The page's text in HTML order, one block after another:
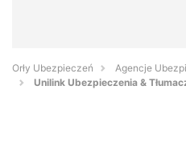
Orły Ubezpieczeń
Agencje
Unilink Ubezpieczenia &